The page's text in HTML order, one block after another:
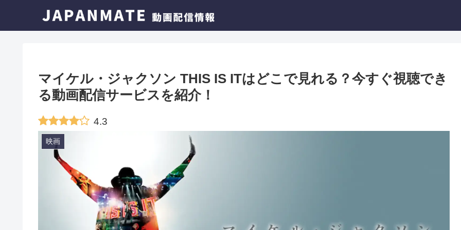
マイケル・ジャクソン THIS IS ITはどこで見れる？今すぐ視聴でき
る動画配信サービスを紹介！
4.3
映画